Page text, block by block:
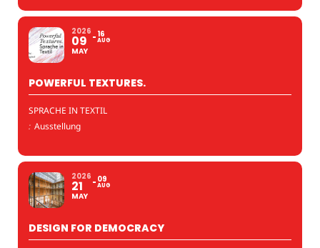
2026
09
MAY
16
AUG
POWERFUL TEXTURES.
SPRACHE IN TEXTIL
: Ausstellung
2026
21
MAY
09
AUG
DESIGN FOR DEMOCRACY